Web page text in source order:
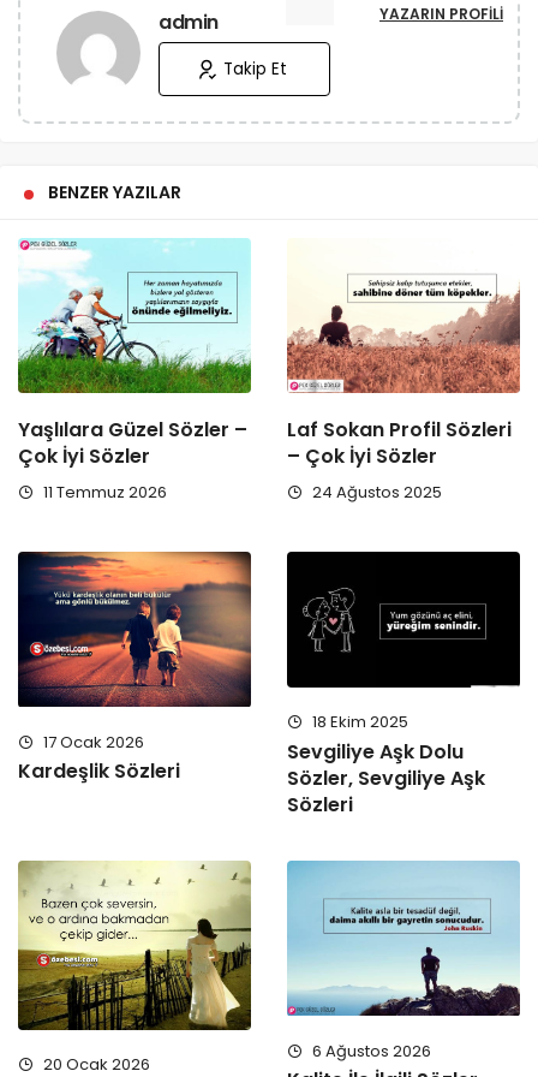
admin YAZARIN PROFILI
Takip Et
BENZER YAZILAR
Yaşlılara Güzel Sözler –
Çok İyi Sözler
11 Temmuz 2026
Laf Sokan Profil Sözleri
– Çok İyi Sözler
24 Ağustos 2025
17 Ocak 2026
Kardeşlik Sözleri
18 Ekim 2025
Sevgiliye Aşk Dolu
Sözler, Sevgiliye Aşk
Sözleri
20 Ocak 2026
6 Ağustos 2026